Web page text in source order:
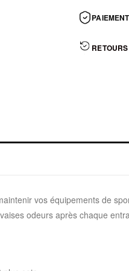
vos équipements de
odeurs après chaque